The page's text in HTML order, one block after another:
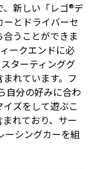
新しい「レゴ®デ
ーとドライバーセ
うことができま
ークエンドに必
ターティンググ
れています。フ
自分の好みに合わ
ズをして遊ぶこ
れており、サー
ーシングカーを組